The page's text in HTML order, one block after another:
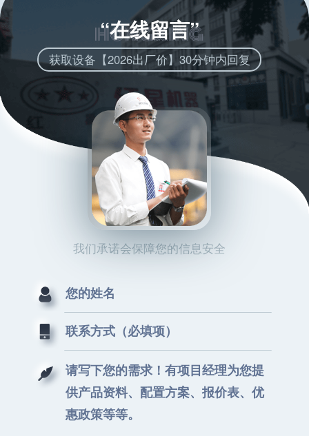
“在线留言”
获取设备【2026出厂价】30分钟内回复
我们承诺会保障您的信息安全